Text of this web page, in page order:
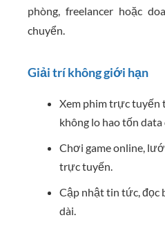
phòng, freelancer hoặc
chuyển.
Giải trí không giới hạn
Xem phim trực tuyến
không lo hao tốn data
Chơi game online,
trực tuyến.
Cập nhật tin tức, đọc
dài.